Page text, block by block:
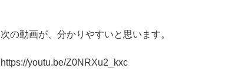
次の動画が、分かりやすいと思います。
https://youtu.be/Z0NRXu2_kxc